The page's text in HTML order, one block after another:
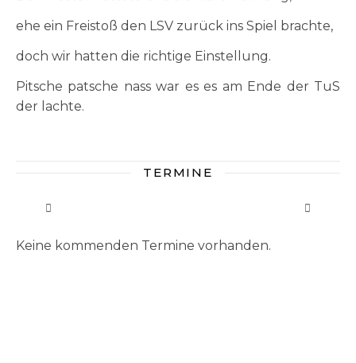
ehe ein Freistoß den LSV zurück ins Spiel brachte,
doch wir hatten die richtige Einstellung.
Pitsche patsche nass war es es am Ende der TuS
der lachte.
TERMINE
Keine kommenden Termine vorhanden.